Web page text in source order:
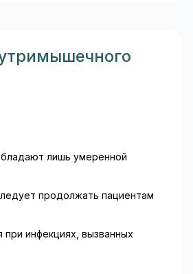
лишь умеренной
продолжать пациентам
инфекциях, вызванных